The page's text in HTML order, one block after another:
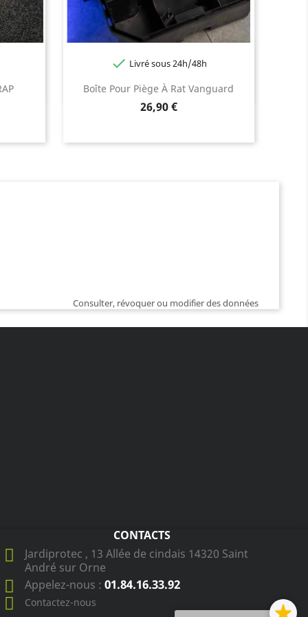
Boîte Pour Piège À Rat Vanguard
Prix
26,90 €
 Livré sous 24h/48h
Consulter, révoquer ou modifier des données
CONTACTS
Jardiprotec , 13 Allée de cindais 14320 Saint
André sur Orne
Appelez-nous :01.84.16.33.92
Contactez-nous